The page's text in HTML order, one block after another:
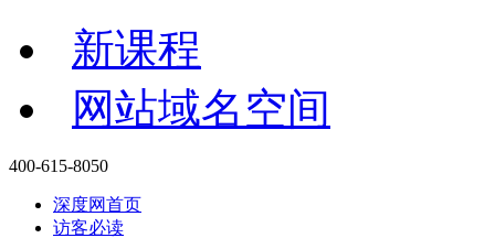
新课程
网站域名空间
400-615-8050
深度网首页
访客必读